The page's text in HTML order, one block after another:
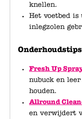
knellen.
Het voetbed is
inlegzolen
Onderhoudstips
Fresh Up
nubuck en
houden.
Allround
en verwijdert